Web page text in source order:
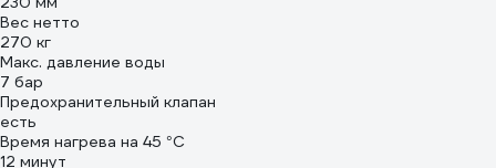
Вес нетто
270 кг
Макс. давление воды
7 бар
Предохранительный клапан
есть
Время нагрева на 45 °C
12 минут